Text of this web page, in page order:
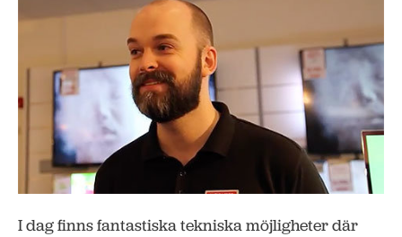
I dag finns fantastiska tekniska möjligheter där